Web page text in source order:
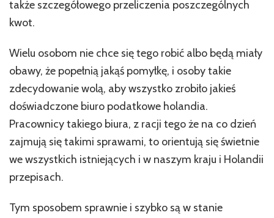
także szczegółowego przeliczenia poszczególnych
kwot.
Wielu osobom nie chce się tego robić albo będą miały
obawy, że popełnią jakąś pomyłkę, i osoby takie
zdecydowanie wolą, aby wszystko zrobiło jakieś
doświadczone biuro podatkowe holandia.
Pracownicy takiego biura, z racji tego że na co dzień
zajmują się takimi sprawami, to orientują się świetnie
we wszystkich istniejących i w naszym kraju i Holandii
przepisach.
Tym sposobem sprawnie i szybko są w stanie